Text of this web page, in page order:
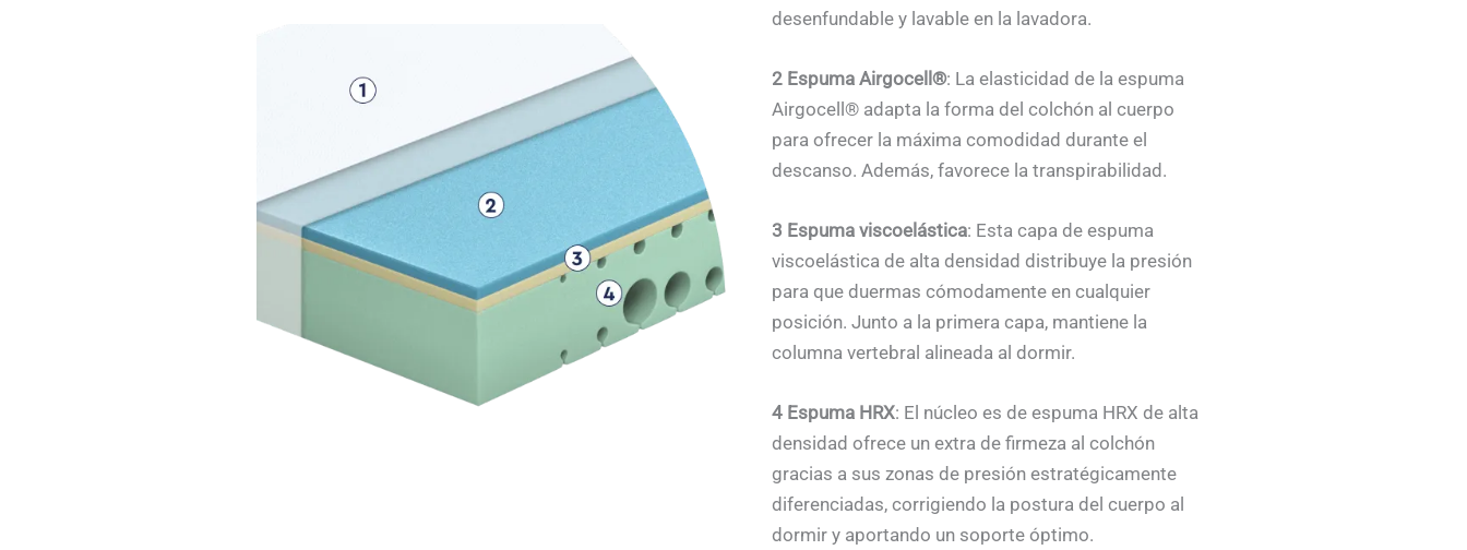
desenfundable y lavable en la lavadora.
2 Espuma Airgocell®: La elasticidad de la espuma
Airgocell® adapta la forma del colchón al cuerpo
para ofrecer la máxima comodidad durante el
descanso. Además, favorece la transpirabilidad.
3 Espuma viscoelástica: Esta capa de espuma
viscoelástica de alta densidad distribuye la presión
para que duermas cómodamente en cualquier
posición. Junto a la primera capa, mantiene la
columna vertebral alineada al dormir.
4 Espuma HRX: El núcleo es de espuma HRX de alta
densidad ofrece un extra de firmeza al colchón
gracias a sus zonas de presión estratégicamente
diferenciadas, corrigiendo la postura del cuerpo al
dormir y aportando un soporte óptimo.